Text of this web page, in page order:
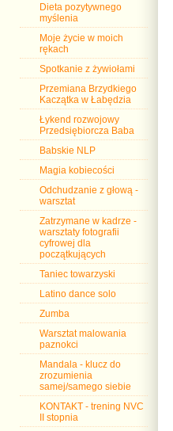
Dieta pozytywnego
myślenia
Moje życie w moich
rękach
Spotkanie z żywiołami
Przemiana Brzydkiego
Kaczątka w Łabędzia
Łykend rozwojowy
Przedsiębiorcza Baba
Babskie NLP
Magia kobiecości
Odchudzanie z głową -
warsztat
Zatrzymane w kadrze -
warsztaty fotografii
cyfrowej dla
początkujących
Taniec towarzyski
Latino dance solo
Zumba
Warsztat malowania
paznokci
Mandala - klucz do
zrozumienia
samej/samego siebie
KONTAKT - trening NVC
II stopnia